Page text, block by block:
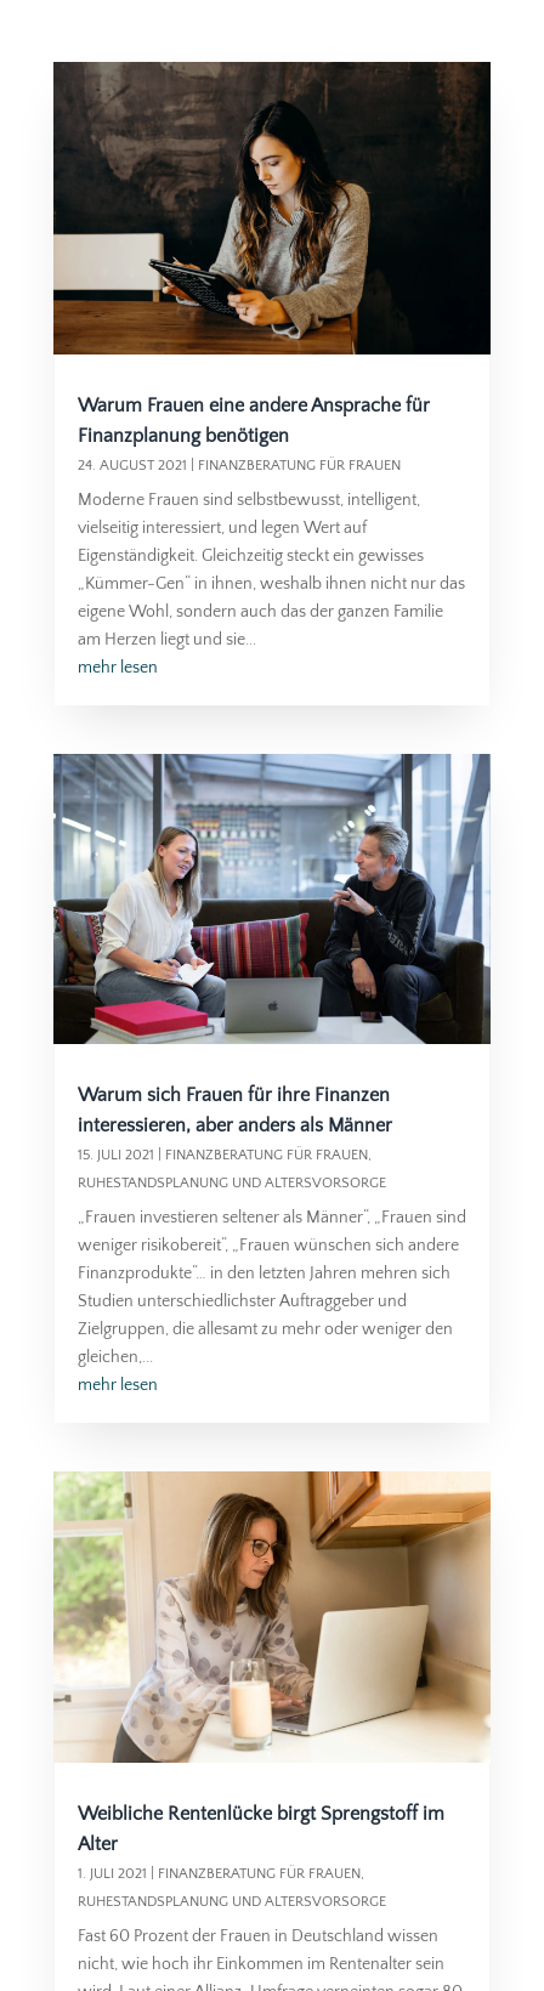
Warum Frauen eine andere Ansprache für
Finanzplanung benötigen
24. AUGUST 2021 FINANZBERATUNG FÜR FRAUEN
Moderne Frauen sind selbstbewusst, intelligent,
vielseitig interessiert, und legen Wert auf
Eigenständigkeit. Gleichzeitig steckt ein gewisses
„Kümmer-Gen“ in ihnen, weshalb ihnen nicht nur das
eigene Wohl, sondern auch das der ganzen Familie
am Herzen liegt und sie...
mehr lesen
Warum sich Frauen für ihre Finanzen
interessieren, aber anders als Männer
15. JULI 2021 FINANZBERATUNG FÜR FRAUEN,
RUHESTANDSPLANUNG UND ALTERSVORSORGE
„Frauen investieren seltener als Männer“, „Frauen sind
weniger risikobereit“, „Frauen wünschen sich andere
Finanzprodukte“… in den letzten Jahren mehren sich
Studien unterschiedlichster Auftraggeber und
Zielgruppen, die allesamt zu mehr oder weniger den
gleichen,...
mehr lesen
Weibliche Rentenlücke birgt Sprengstoff im
Alter
1. JULI 2021 FINANZBERATUNG FÜR FRAUEN,
RUHESTANDSPLANUNG UND ALTERSVORSORGE
Fast 60 Prozent der Frauen in Deutschland wissen
nicht, wie hoch ihr Einkommen im Rentenalter sein